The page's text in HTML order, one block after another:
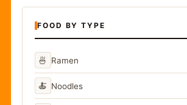
FOOD BY TYPE
🍜 Ramen
🍝 Noodles